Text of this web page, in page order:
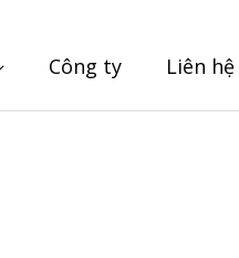
Công ty Liên hệ